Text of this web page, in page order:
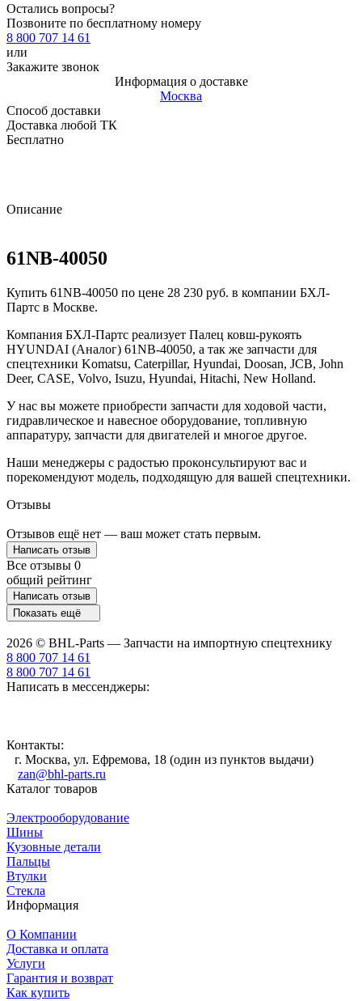
Остались вопросы?
Позвоните по бесплатному номеру
8 800 707 14 61
или
Закажите звонок
Информация о доставке
Москва
Способ доставки
Доставка любой ТК
Бесплатно
Описание
61NB-40050
Купить 61NB-40050 по цене 28 230 руб. в компании БХЛ-
Партс в Москве.
Компания БХЛ-Партс реализует Палец ковш-рукоять
HYUNDAI (Аналог) 61NB-40050, а так же запчасти для
спецтехники Komatsu, Caterpillar, Hyundai, Doosan, JCB, John
Deer, CASE, Volvo, Isuzu, Hyundai, Hitachi, New Holland.
У нас вы можете приобрести запчасти для ходовой части,
гидравлическое и навесное оборудование, топливную
аппаратуру, запчасти для двигателей и многое другое.
Наши менеджеры с радостью проконсультируют вас и
порекомендуют модель, подходящую для вашей спецтехники.
Отзывы
Отзывов ещё нет — ваш может стать первым.
Написать отзыв
Все отзывы 0
общий рейтинг
Написать отзыв
Показать ещё
2026 © BHL-Parts — Запчасти на импортную спецтехнику
8 800 707 14 61
8 800 707 14 61
Написать в мессенджеры:
Контакты:
г. Москва, ул. Ефремова, 18 (один из пунктов выдачи)
zan@bhl-parts.ru
Каталог товаров
Электрооборудование
Шины
Кузовные детали
Пальцы
Втулки
Стекла
Информация
О Компании
Доставка и оплата
Услуги
Гарантия и возврат
Как купить